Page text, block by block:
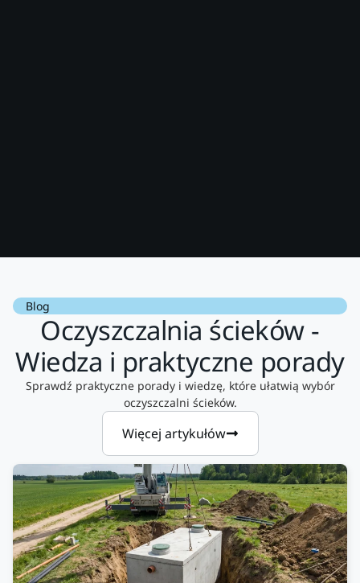
Blog
Oczyszczalnia ścieków -
Wiedza i praktyczne porady
Sprawdź praktyczne porady i wiedzę, które ułatwią wybór
oczyszczalni ścieków.
Więcej artykułów